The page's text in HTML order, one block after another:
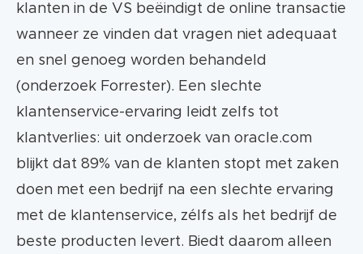
klanten in de VS beëindigt de online transactie
wanneer ze vinden dat vragen niet adequaat
en snel genoeg worden behandeld
(onderzoek Forrester). Een slechte
klantenservice-ervaring leidt zelfs tot
klantverlies: uit onderzoek van oracle.com
blijkt dat 89% van de klanten stopt met zaken
doen met een bedrijf na een slechte ervaring
met de klantenservice, zélfs als het bedrijf de
beste producten levert. Biedt daarom alleen